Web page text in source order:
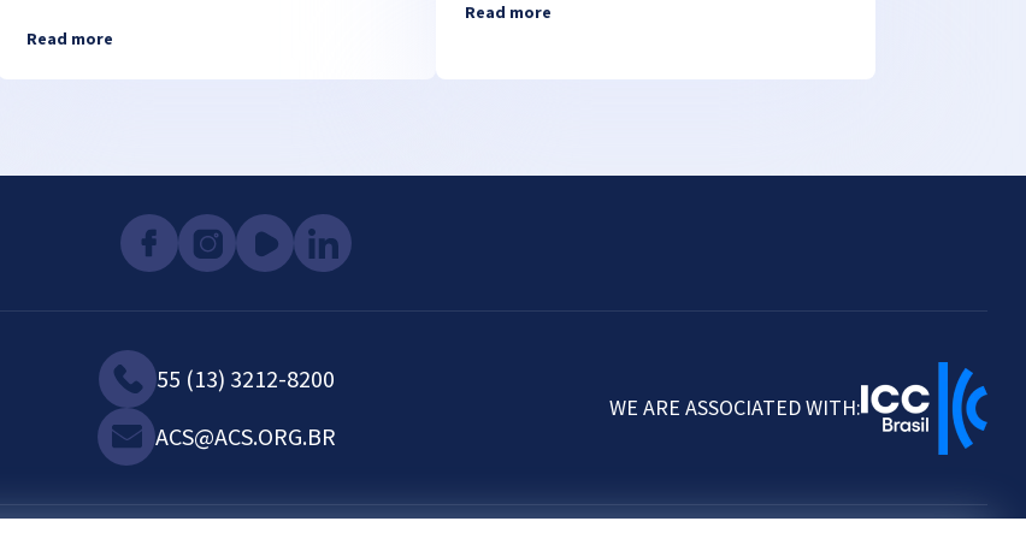
Read more
Read more
55 (13) 3212-8200
ACS@ACS.ORG.BR
WE ARE ASSOCIATED WITH: